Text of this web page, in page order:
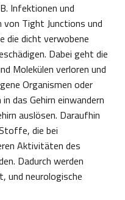
Infektionen und
von Tight Junctions und
die dicht verwobene
Dabei geht die
Molekülen verloren und
Organismen oder
das Gehirn einwandern
auslösen. Daraufhin
die bei
Aktivitäten des
Dadurch werden
und neurologische